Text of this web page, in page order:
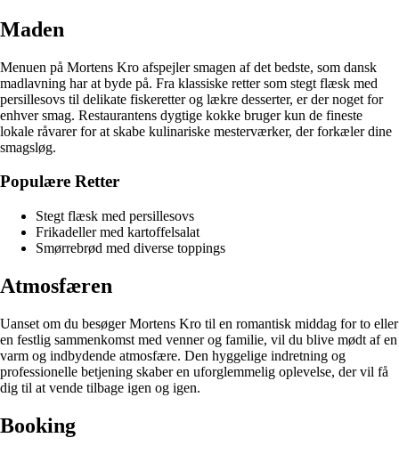
Maden
Menuen på Mortens Kro afspejler smagen af det bedste, som dansk
madlavning har at byde på. Fra klassiske retter som stegt flæsk med
persillesovs til delikate fiskeretter og lækre desserter, er der noget for
enhver smag. Restaurantens dygtige kokke bruger kun de fineste
lokale råvarer for at skabe kulinariske mesterværker, der forkæler dine
smagsløg.
Populære Retter
Stegt flæsk med persillesovs
Frikadeller med kartoffelsalat
Smørrebrød med diverse toppings
Atmosfæren
Uanset om du besøger Mortens Kro til en romantisk middag for to eller
en festlig sammenkomst med venner og familie, vil du blive mødt af en
varm og indbydende atmosfære. Den hyggelige indretning og
professionelle betjening skaber en uforglemmelig oplevelse, der vil få
dig til at vende tilbage igen og igen.
Booking